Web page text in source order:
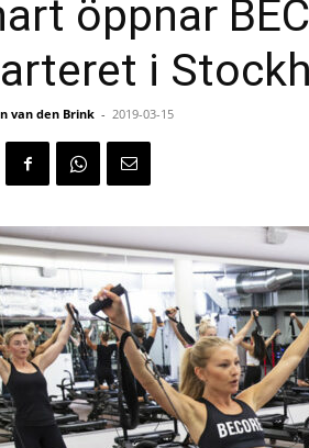
öppnar
i
van den Brink - 2019-03-15